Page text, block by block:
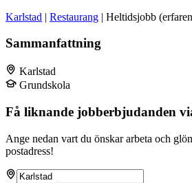
Karlstad | Restaurang | Heltidsjobb
Sammanfattning
Karlstad
Grundskola
Få liknande jobberbjudanden
Ange nedan vart du önskar arbeta och
postadress!